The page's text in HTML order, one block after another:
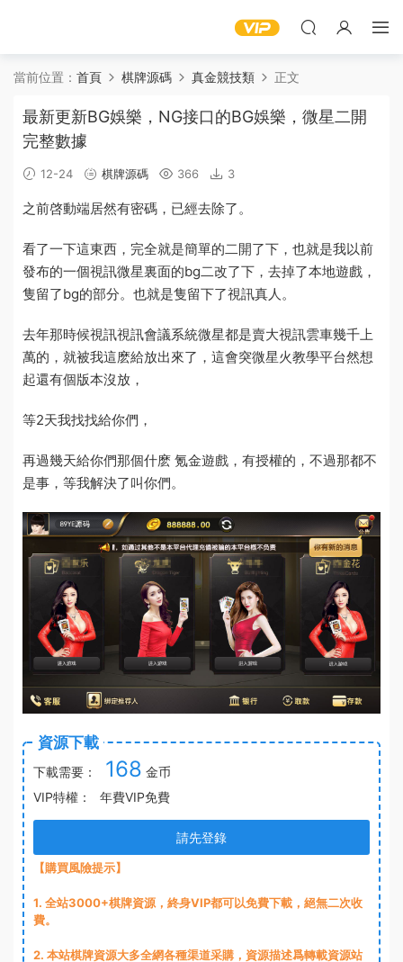
當前位置： 首頁 棋牌源碼 真金競技類 正文
最新更新BG娛樂，NG接口的BG娛樂，微星二開
完整數據
12-24 棋牌源碼 366 3
之前啓動端居然有密碼，已經去除了。
看了一下這東西，完全就是簡單的二開了下，也就是我以前
發布的一個視訊微星裏面的bg二改了下，去掉了本地遊戲，
隻留了bg的部分。也就是隻留下了視訊真人。
去年那時候視訊視訊會議系統微星都是賣大視訊雲車幾千上
萬的，就被我這麽給放出來了，這會突微星火教學平台然想
起還有個版本沒放，
等2天我找找給你們，
再過幾天給你們那個什麽 氪金遊戲，有授權的，不過那都不
是事，等我解決了叫你們。
資源下載
下載需要： 168 金币
VIP特權：
年費VIP免費
請先登錄
【購買風險提示】
1. 全站3000+棋牌資源，終身VIP都可以免費下載，絕無二次收
費。
2. 本站棋牌資源大多全網各種渠道采購，資源描述爲轉載資源站